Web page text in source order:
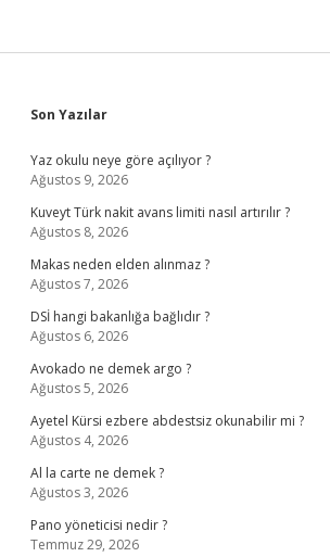
Sidebar
Son Yazılar
Yaz okulu neye göre açılıyor ?
Ağustos 9, 2026
Kuveyt Türk nakit avans limiti nasıl artırılır ?
Ağustos 8, 2026
Makas neden elden alınmaz ?
Ağustos 7, 2026
DSİ hangi bakanlığa bağlıdır ?
Ağustos 6, 2026
Avokado ne demek argo ?
Ağustos 5, 2026
Ayetel Kürsi ezbere abdestsiz okunabilir mi ?
Ağustos 4, 2026
Al la carte ne demek ?
Ağustos 3, 2026
Pano yöneticisi nedir ?
Temmuz 29, 2026